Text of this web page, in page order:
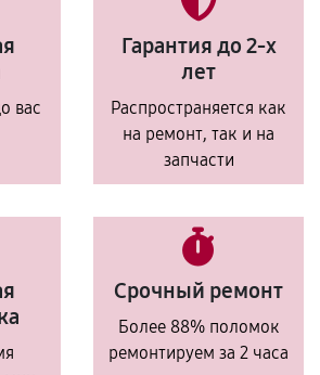
вас
Гарантия до 2-х
лет
Распространяется как
на ремонт, так и на
запчасти
Срочный ремонт
Более 88% поломок
ремонтируем за 2 часа